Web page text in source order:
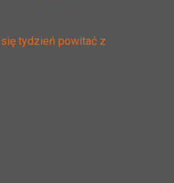
tydzień powitać z